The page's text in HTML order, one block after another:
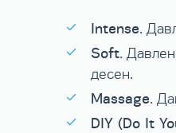
Intense.
Soft.
десен.
Massage.
DIY (Do It